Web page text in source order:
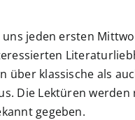
jeden ersten
über klassische als
Die Lektüren
gegeben.